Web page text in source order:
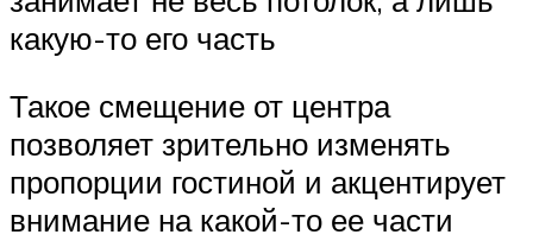
какую-то его часть
Такое смещение от центра
позволяет зрительно изменять
пропорции гостиной и акцентирует
внимание на какой-то ее части